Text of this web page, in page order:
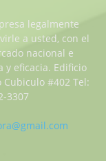
legalmente
a usted, con el
nacional e
y eficacia. Edificio
Cubiculo #402 Tel:
3307